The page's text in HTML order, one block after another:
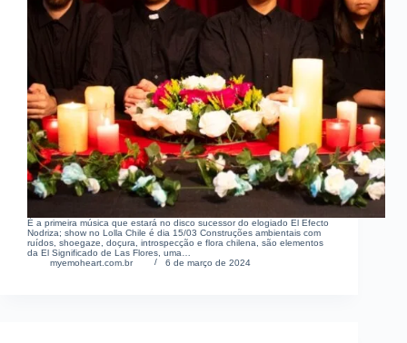
É a primeira música que estará no disco sucessor do elogiado El Efecto
Nodriza; show no Lolla Chile é dia 15/03 Construções ambientais com
ruídos, shoegaze, doçura, introspecção e flora chilena, são elementos
da El Significado de Las Flores, uma…
myemoheart.com.br
6 de março de 2024